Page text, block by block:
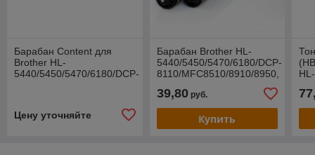
Барабан Content для
Brother HL-
5440/5450/5470/6180/DCP-
Цену уточняйте
Барабан Brother HL-
5440/5450/5470/6180/DCP-
8110/MFC8510/8910/8950,
39,80руб.
Купить
HL-